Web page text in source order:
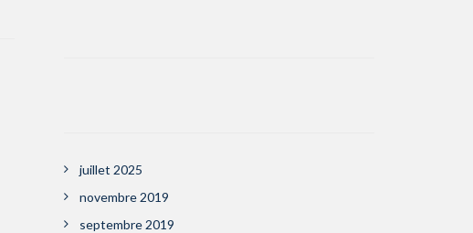
juillet 2025
novembre 2019
septembre 2019